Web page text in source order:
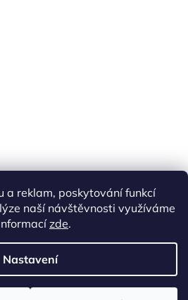
a reklam, poskytování funkcí
naší návštěvnosti využíváme
zde.
Nastavení
. Všechna práva vyhrazena.